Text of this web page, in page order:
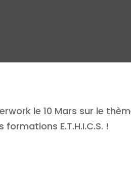
le 10 Mars sur le
E.T.H.I.C.S. !